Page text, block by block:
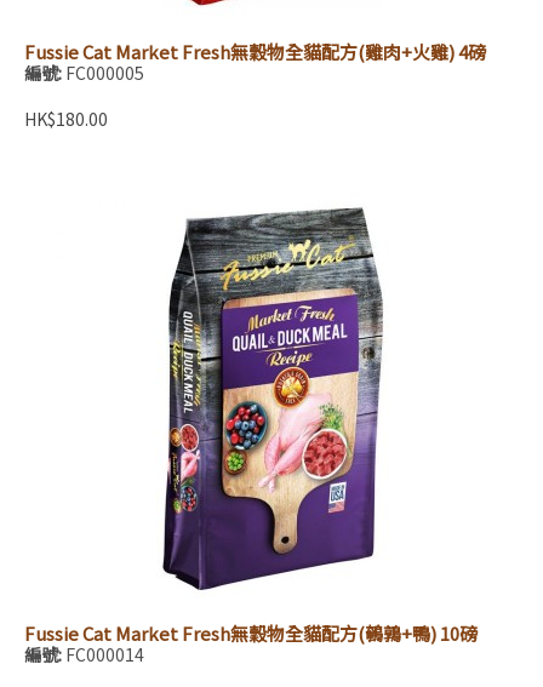
Fussie Cat Market Fresh無穀物全貓配方(雞肉+火雞) 4磅
編號: FC000005
HK$180.00
Fussie Cat Market Fresh無穀物全貓配方(鵪鶉+鴨) 10磅
編號: FC000014